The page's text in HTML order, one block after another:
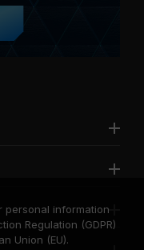
personal information
Regulation (GDPR)
Union (EU).